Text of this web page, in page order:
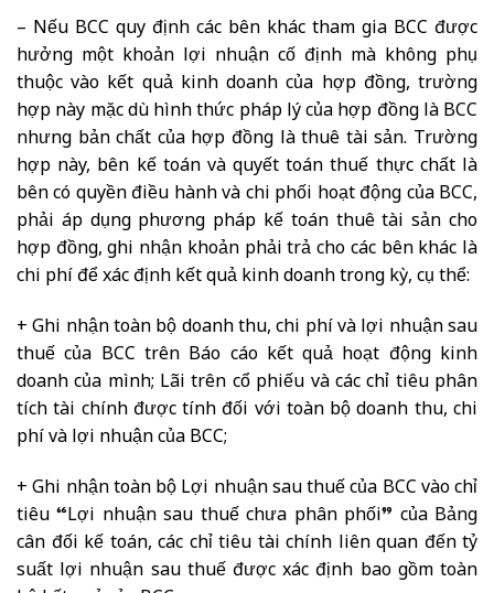
– Nếu BCC quy định các bên khác tham gia BCC được
hưởng một khoản lợi nhuận cố định mà không phụ
thuộc vào kết quả kinh doanh của hợp đồng, trường
hợp này mặc dù hình thức pháp lý của hợp đồng là BCC
nhưng bản chất của hợp đồng là thuê tài sản. Trường
hợp này, bên kế toán và quyết toán thuế thực chất là
bên có quyền điều hành và chi phối hoạt động của BCC,
phải áp dụng phương pháp kế toán thuê tài sản cho
hợp đồng, ghi nhận khoản phải trả cho các bên khác là
chi phí để xác định kết quả kinh doanh trong kỳ, cụ thể:
+ Ghi nhận toàn bộ doanh thu, chi phí và lợi nhuận sau
thuế của BCC trên Báo cáo kết quả hoạt động kinh
doanh của mình; Lãi trên cổ phiếu và các chỉ tiêu phân
tích tài chính được tính đối với toàn bộ doanh thu, chi
phí và lợi nhuận của BCC;
+ Ghi nhận toàn bộ Lợi nhuận sau thuế của BCC vào chỉ
tiêu “Lợi nhuận sau thuế chưa phân phối” của Bảng
cân đối kế toán, các chỉ tiêu tài chính liên quan đến tỷ
suất lợi nhuận sau thuế được xác định bao gồm toàn